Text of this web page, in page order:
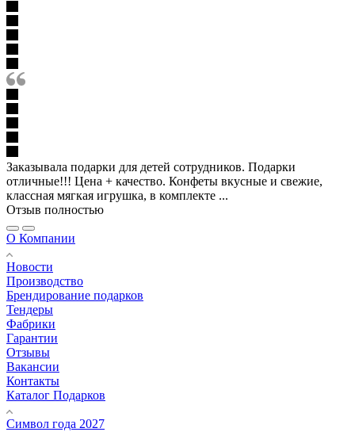
Заказывала подарки для детей сотрудников. Подарки
отличные!!! Цена + качество. Конфеты вкусные и свежие,
классная мягкая игрушка, в комплекте ...
Отзыв полностью
О Компании
Новости
Производство
Брендирование подарков
Тендеры
Фабрики
Гарантии
Отзывы
Вакансии
Контакты
Каталог Подарков
Символ года 2027